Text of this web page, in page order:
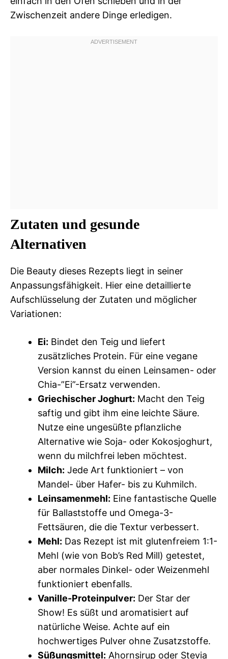
Zwischenzeit andere Dinge erledigen.
Zutaten und gesunde
Alternativen
Die Beauty dieses Rezepts liegt in seiner
Anpassungsfähigkeit. Hier eine detaillierte
Aufschlüsselung der Zutaten und möglicher
Variationen:
Ei: Bindet den Teig und liefert
zusätzliches Protein. Für eine vegane
Version kannst du einen Leinsamen- oder
Chia-”Ei”-Ersatz verwenden.
Griechischer Joghurt: Macht den Teig
saftig und gibt ihm eine leichte Säure.
Nutze eine ungesüßte pflanzliche
Alternative wie Soja- oder Kokosjoghurt,
wenn du milchfrei leben möchtest.
Milch: Jede Art funktioniert – von
Mandel- über Hafer- bis zu Kuhmilch.
Leinsamenmehl: Eine fantastische Quelle
für Ballaststoffe und Omega-3-
Fettsäuren, die die Textur verbessert.
Mehl: Das Rezept ist mit glutenfreiem 1:1-
Mehl (wie von Bob’s Red Mill) getestet,
aber normales Dinkel- oder Weizenmehl
funktioniert ebenfalls.
Vanille-Proteinpulver: Der Star der
Show! Es süßt und aromatisiert auf
natürliche Weise. Achte auf ein
hochwertiges Pulver ohne Zusatzstoffe.
Süßungsmittel: Ahornsirup oder Stevia